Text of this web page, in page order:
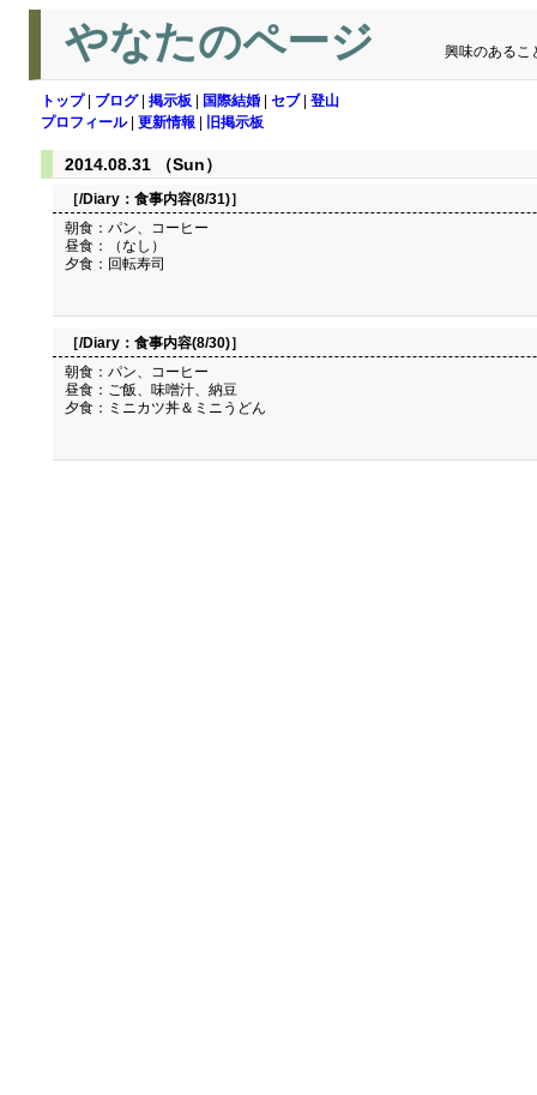
やなたのページ 興味のあるこ
トップ| ブログ| 掲示板 国際結婚 セブ| 登山
プロフィール| 更新情報 旧掲示板
2014.08.31 （Sun）
［/Diary： 食事内容(8/31)］
朝食：パン、コーヒー
昼食：（なし）
夕食：回転寿司
［/Diary： 食事内容(8/30)］
朝食：パン、コーヒー
昼食：ご飯、味噌汁、納豆
夕食：ミニカツ丼＆ミニうどん